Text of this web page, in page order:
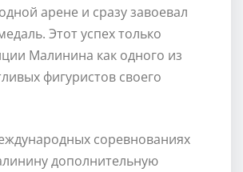
арене и сразу завоевал
Этот успех только
Малинина как одного из
фигуристов своего
соревнованиях
дополнительную